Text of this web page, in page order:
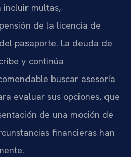
incluir multas,
de la licencia de
pasaporte. La deuda de
y continúa
buscar asesoría
evaluar sus opciones, que
de una moción de
financieras han